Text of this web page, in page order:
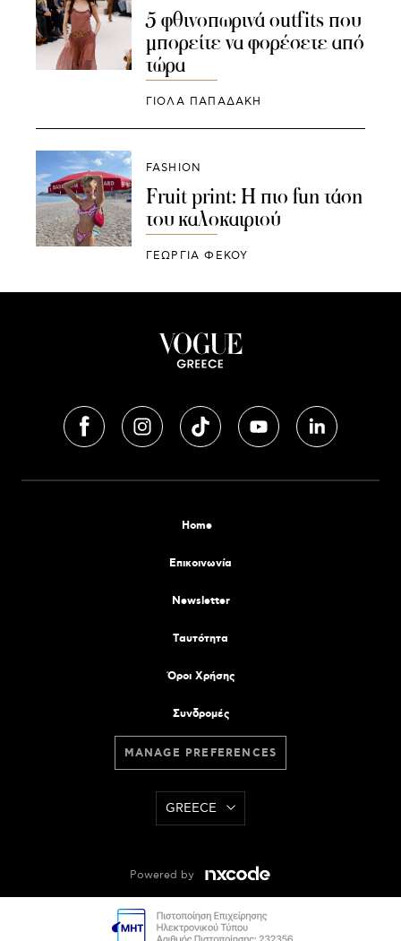
5 φθινοπωρινά outfits που
μπορείτε να φορέσετε από
τώρα
ΓΙΌΛΑ ΠΑΠΑΔΆΚΗ
FASHION
Fruit print: H πιο fun τάση
του καλοκαιριού
ΓΕΩΡΓΙΑ ΦΕΚΟΥ
Home
Επικοινωνία
Newsletter
Tαυτότητα
Όροι Χρήσης
Συνδρομές
MANAGE PREFERENCES
GREECE
Powered by